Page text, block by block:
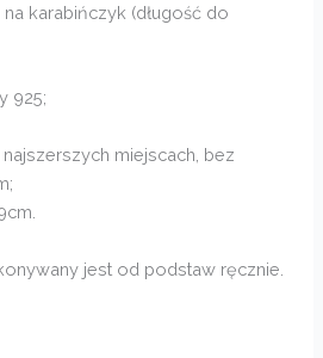
karabińczyk (długość do
925;
miejscach, bez
jest od podstaw ręcznie.